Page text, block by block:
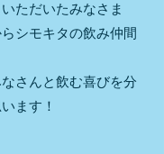
ただいたみなさま
シモキタの飲み仲間
さんと飲む喜びを分
ます！